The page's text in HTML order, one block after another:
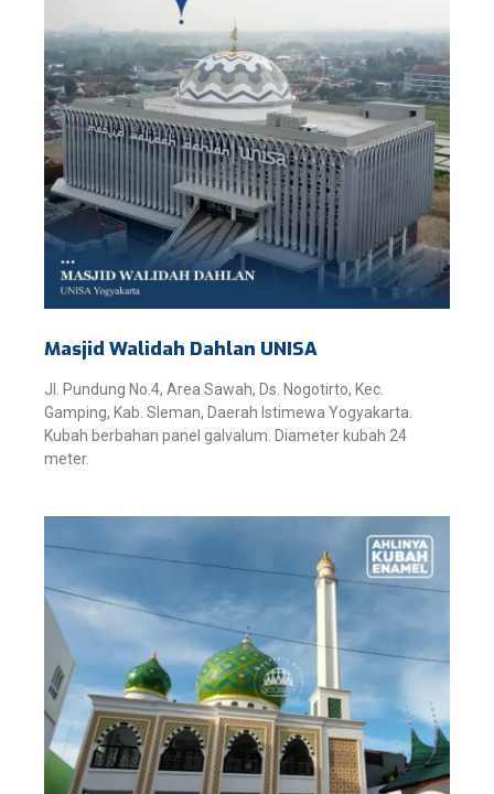
Masjid Walidah Dahlan UNISA
Jl. Pundung No.4, Area Sawah, Ds. Nogotirto, Kec.
Gamping, Kab. Sleman, Daerah Istimewa Yogyakarta.
Kubah berbahan panel galvalum. Diameter kubah 24
meter.